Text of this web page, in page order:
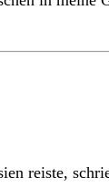
reiste,